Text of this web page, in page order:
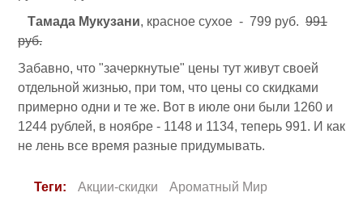
Тамада Мукузани, красное сухое - 799 руб. 991
руб.
Забавно, что "зачеркнутые" цены тут живут своей
отдельной жизнью, при том, что цены со скидками
примерно одни и те же. Вот в июле они были 1260 и
1244 рублей, в ноябре - 1148 и 1134, теперь 991. И как
не лень все время разные придумывать.
Теги: Акции-скидки Ароматный Мир